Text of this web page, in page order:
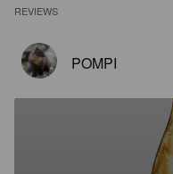
REVIEWS
POMPI